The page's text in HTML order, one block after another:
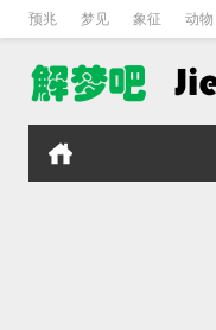
预兆 梦见 象征 动物